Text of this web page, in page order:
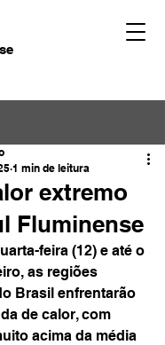
extremo
Fluminense
1 min de leitura
feira (12) e até o
as regiões
Brasil enfrentarão
de calor, com
acima da média